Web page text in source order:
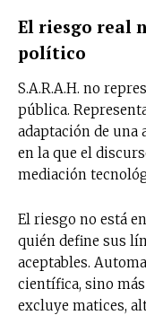
El riesgo real
político
S.A.R.A.H. no
pública.
adaptación de una
en la que el
mediación
El riesgo no está
quién define sus
aceptables.
científica, sino
excluye matices,